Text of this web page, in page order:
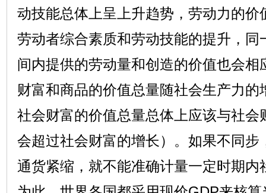
动技能总体上呈上升趋势，劳动力的价
劳动者综合素质和劳动技能的提升，同
间内提供的劳动量和创造的价值也会相
财富和商品的价值总量随社会生产力的
社会财富的价值总量总体上应该与社会
会超过社会财富的增长）。如果不同步
通货紧缩，就不能准确计量一定时期内